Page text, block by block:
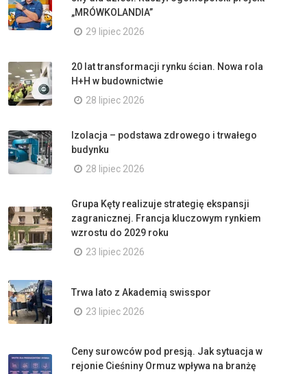
„MRÓWKOLANDIA”
29 lipiec 2026
20 lat transformacji rynku ścian. Nowa rola
H+H w budownictwie
28 lipiec 2026
Izolacja – podstawa zdrowego i trwałego
budynku
28 lipiec 2026
Grupa Kęty realizuje strategię ekspansji
zagranicznej. Francja kluczowym rynkiem
wzrostu do 2029 roku
23 lipiec 2026
Trwa lato z Akademią swisspor
23 lipiec 2026
Ceny surowców pod presją. Jak sytuacja w
rejonie Cieśniny Ormuz wpływa na branżę